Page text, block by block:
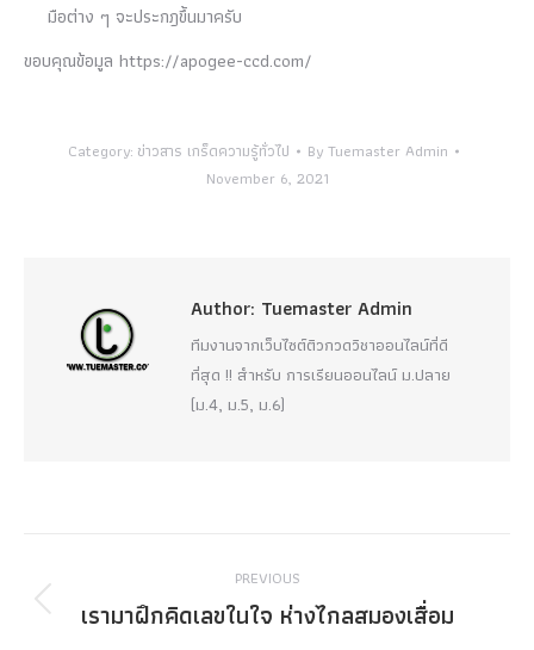
มือต่าง ๆ จะประกฎขึ้นมาครับ
ขอบคุณข้อมูล https://apogee-ccd.com/
Category: ข่าวสาร เกร็ดความรู้ทั่วไป ByTuemaster Admin
November 6, 2021
Author: Tuemaster Admin
ทีมงานจากเว็บไซต์ติวกวดวิชาออนไลน์ที่ดี
ที่สุด !! สำหรับ การเรียนออนไลน์ ม.ปลาย
(ม.4, ม.5, ม.6)
navigation
PREVIOUS
Previous
เรามาฝึกคิดเลขในใจ ห่างไกลสมองเสื่อม